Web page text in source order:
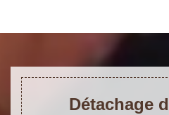
Détachage